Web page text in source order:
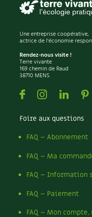
Pesticides
Petits pois
Piment
Pissenlit
Pizza
Plantes
Plantes d'extérieur
Plantes d'intérieur
Plantes médicinales
Plantes sauvages
Plants
Plastique
Poireau
Pollinisation
Pollution
Pomme
Une entreprise coopérative,
actrice de l'économie
Rendez-nous visite !
Terre vivante
169 chemin de Raud
38710 MENS
FacebookInstagram
Foire aux questions
FAQ – Abonnement
FAQ – Ma
FAQ –
FAQ – Paiement
FAQ – Mon